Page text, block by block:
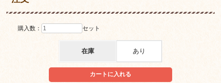
購入数： セット
在庫 あり